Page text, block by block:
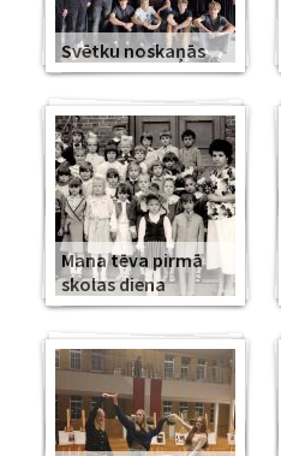
Svētku noskaņās
Mana tēva pirmā
skolas diena